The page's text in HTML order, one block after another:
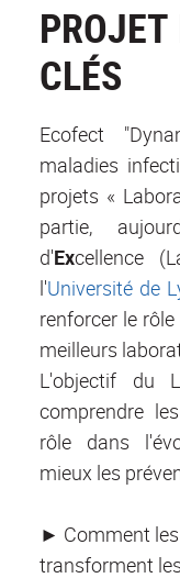
CLÉS
Ecofect
maladies
projets «
partie,
d'Excellence
l'Université de
renforcer le
meilleurs
L'objectif du
comprendre
rôle dans
mieux les
► Comment
transforment